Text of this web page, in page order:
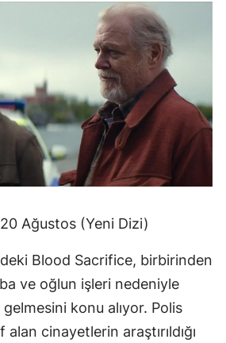
Ağustos (Yeni Dizi)
Blood Sacrifice, birbirinden
ve oğlun işleri nedeniyle
konu alıyor. Polis
alan cinayetlerin araştırıldığı